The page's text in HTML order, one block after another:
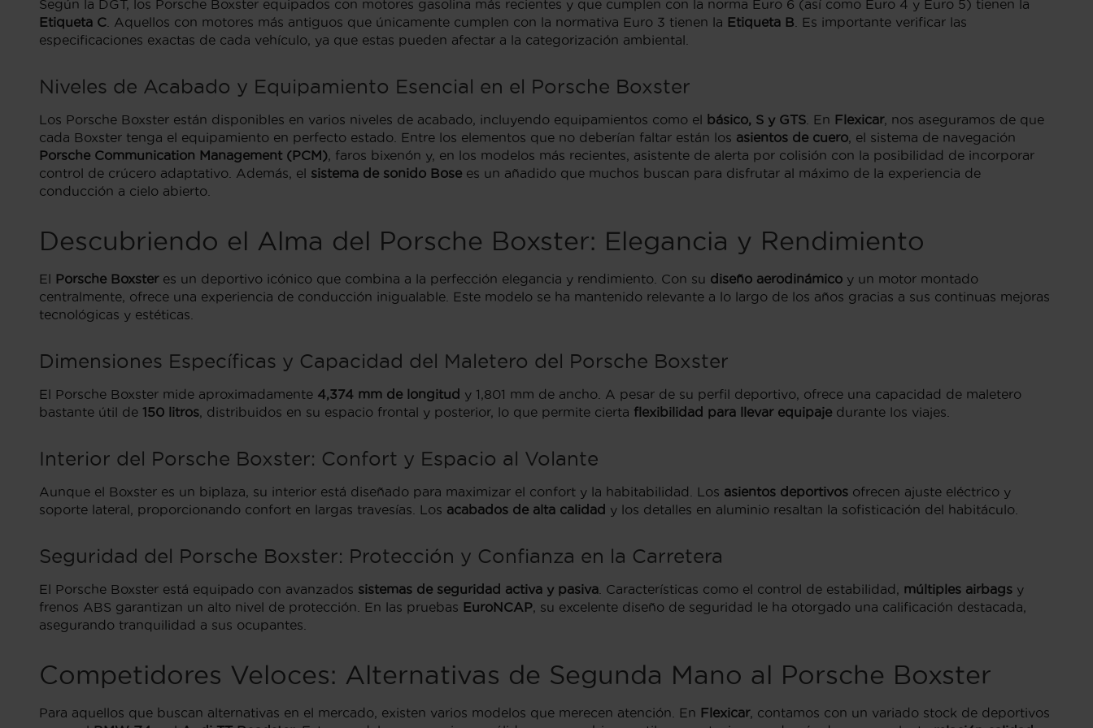
Según la DGT, los Porsche Boxster equipados con motores gasolina más recientes y que cumplen con la norma Euro 6 (así como Euro 4 y Euro 5) tienen la
Etiqueta C . Aquellos con motores más antiguos que únicamente cumplen con la normativa Euro 3 tienen la Etiqueta B . Es importante verificar las
especificaciones exactas de cada vehículo, ya que estas pueden afectar a la categorización ambiental.
Niveles de Acabado y Equipamiento Esencial en el Porsche Boxster
Los Porsche Boxster están disponibles en varios niveles de acabado, incluyendo equipamientos como el básico, S y GTS . En Flexicar, nos aseguramos de que
cada Boxster tenga el equipamiento en perfecto estado. Entre los elementos que no deberían faltar están los asientos de cuero, el sistema de navegación
Porsche Communication Management (PCM), faros bixenón y, en los modelos más recientes, asistente de alerta por colisión con la posibilidad de incorporar
control de crúcero adaptativo. Además, el sistema de sonido Bose es un añadido que muchos buscan para disfrutar al máximo de la experiencia de
conducción a cielo abierto.
Descubriendo el Alma del Porsche Boxster: Elegancia y Rendimiento
El Porsche Boxsteres un deportivo icónico que combina a la perfección elegancia y rendimiento. Con su diseño aerodinámico y un motor montado
centralmente, ofrece una experiencia de conducción inigualable. Este modelo se ha mantenido relevante a lo largo de los años gracias a sus continuas mejoras
tecnológicas y estéticas.
Dimensiones Específicas y Capacidad del Maletero del Porsche Boxster
El Porsche Boxster mide aproximadamente 4,374 mm de longitud y 1,801 mm de ancho. A pesar de su perfil deportivo, ofrece una capacidad de maletero
bastante útil de 150 litros, distribuidos en su espacio frontal y posterior, lo que permite cierta flexibilidad para llevar equipaje durante los viajes.
Interior del Porsche Boxster: Confort y Espacio al Volante
Aunque el Boxster es un biplaza, su interior está diseñado para maximizar el confort y la habitabilidad. Los asientos deportivos ofrecen ajuste eléctrico y
soporte lateral, proporcionando confort en largas travesías. Los acabados de alta calidad y los detalles en aluminio resaltan la sofisticación del habitáculo.
Seguridad del Porsche Boxster: Protección y Confianza en la Carretera
El Porsche Boxster está equipado con avanzados sistemas de seguridad activa y pasiva . Características como el control de estabilidad, múltiples airbags y
frenos ABS garantizan un alto nivel de protección. En las pruebas EuroNCAP, su excelente diseño de seguridad le ha otorgado una calificación destacada,
asegurando tranquilidad a sus ocupantes.
Competidores Veloces: Alternativas de Segunda Mano al Porsche Boxster
Para aquellos que buscan alternativas en el mercado, existen varios modelos que merecen atención. En Flexicar, contamos con un variado stock de deportivos